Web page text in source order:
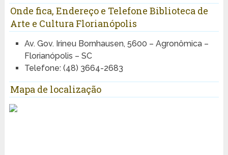
Onde fica, Endereço e Telefone Biblioteca de
Arte e Cultura Florianópolis
Av. Gov. Irineu Bornhausen, 5600 – Agronômica –
Florianópolis – SC
Telefone: (48) 3664-2683
Mapa de localização